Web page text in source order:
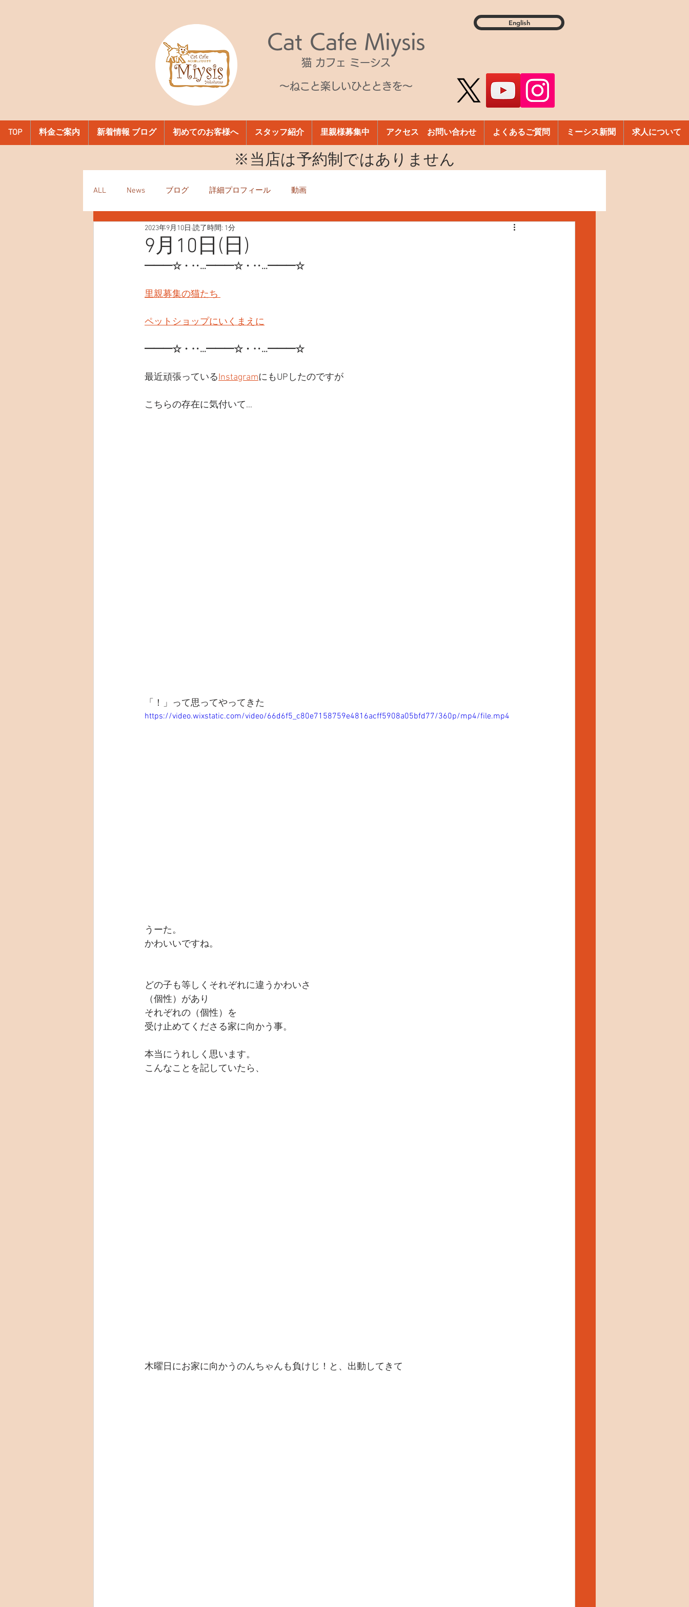
Cat Cafe Miysis
猫 カフェ ミーシス
～ねこと楽しいひとときを～
English
TOP 料金ご案内 新着情報 ブログ 初めてのお客様へ スタッフ紹介 里親様募集中 アクセス お問い合わせ よくあるご質問 ミーシス新聞 求人について
​※当店は予約制ではありません
ALL News ブログ 詳細プロフィール 動画
9月10日(日)
2023年9月10日 読了時間: 1分
━━━☆・‥…━━━☆・‥…━━━☆
里親募集の猫たち
ペットショップにいくまえに
━━━☆・‥…━━━☆・‥…━━━☆
最近頑張っているInstagramにもUPしたのですが
こちらの存在に気付いて…
「！」って思ってやってきた
https://video.wixstatic.com/video/66d6f5_c80e7158759e4816acff5908a05bfd77/360p/mp4/file.mp4
うーた。
かわいいですね。
どの子も等しくそれぞれに違うかわいさ
（個性）があり
それぞれの（個性）を
受け止めてくださる家に向かう事。
本当にうれしく思います。
こんなことを記していたら、
木曜日にお家に向かうのんちゃんも負けじ！と、出動してきて